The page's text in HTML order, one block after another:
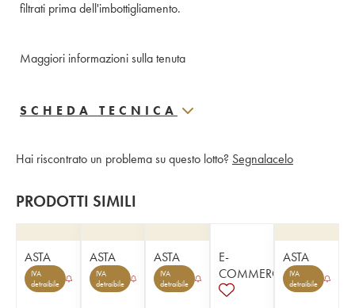
filtrati prima dell'imbottigliamento.
Maggiori informazioni sulla tenuta
SCHEDA TECNICA
Hai riscontrato un problema su questo lotto? Segnalacelo
PRODOTTI SIMILI
ASTA
IVA
detraibile
ASTA
IVA
detraibile
ASTA
IVA
detraibile
E-
COMMERCE
ASTA
IVA
detraibile